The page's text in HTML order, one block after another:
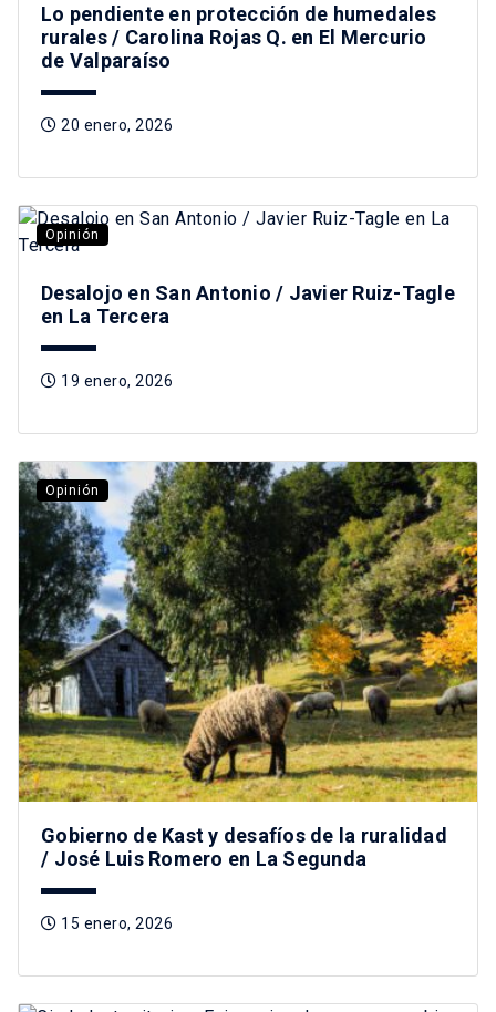
Lo pendiente en protección de humedales
rurales / Carolina Rojas Q. en El Mercurio
de Valparaíso
20 enero, 2026
Opinión
Desalojo en San Antonio / Javier Ruiz-Tagle
en La Tercera
19 enero, 2026
Opinión
Gobierno de Kast y desafíos de la ruralidad
/ José Luis Romero en La Segunda
15 enero, 2026